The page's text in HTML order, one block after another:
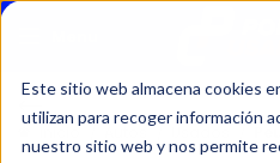
Este sitio web almacena cookies
utilizan para recoger información
nuestro sitio web y nos permite
Inicio Autos